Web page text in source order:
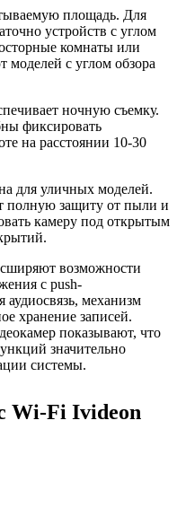
площадь. Для
устройств с углом
комнаты или
моделей с углом обзора
ночную съемку.
фиксировать
на расстоянии 10-30
для уличных моделей.
полную защиту от пыли и
камеру под открытым
возможности
с push-
аудиосвязь, механизм
хранение записей.
показывают, что
значительно
системы.
Wi-Fi Ivideon